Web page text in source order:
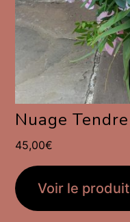
Nuage Tendre
45,00€
Voir le produit